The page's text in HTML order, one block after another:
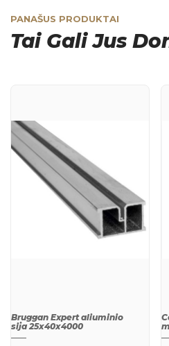
PANAŠUS PRODUKTAI
Tai Gali Jus
Bruggan Expert aliuminio
sija 25х40х4000